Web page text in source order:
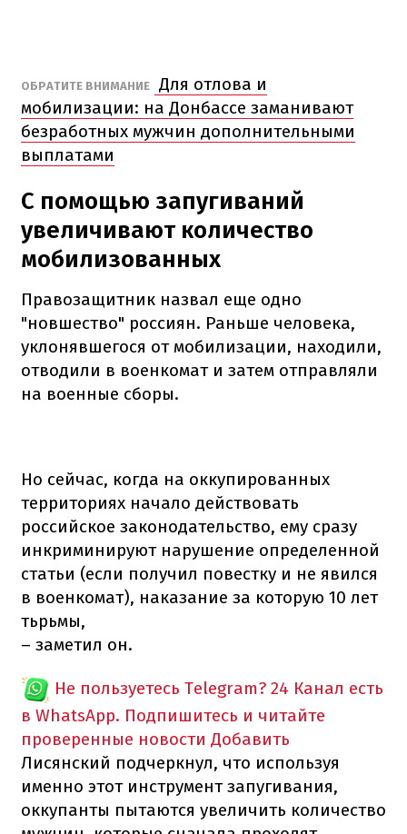
ОБРАТИТЕ ВНИМАНИЕ
Для отлова и
мобилизации: на Донбассе заманивают
безработных мужчин дополнительными
выплатами
С помощью запугиваний
увеличивают количество
мобилизованных
Правозащитник назвал еще одно
"новшество" россиян. Раньше человека,
уклонявшегося от мобилизации, находили,
отводили в военкомат и затем отправляли
на военные сборы.
Но сейчас, когда на оккупированных
территориях начало действовать
российское законодательство, ему сразу
инкриминируют нарушение определенной
статьи (если получил повестку и не явился
в военкомат), наказание за которую 10 лет
тьрьмы,
– заметил он.
Не пользуетесь Telegram? 24 Канал есть
в WhatsApp. Подпишитесь и читайте
проверенные новости Добавить
Лисянский подчеркнул, что используя
именно этот инструмент запугивания,
оккупанты пытаются увеличить количество